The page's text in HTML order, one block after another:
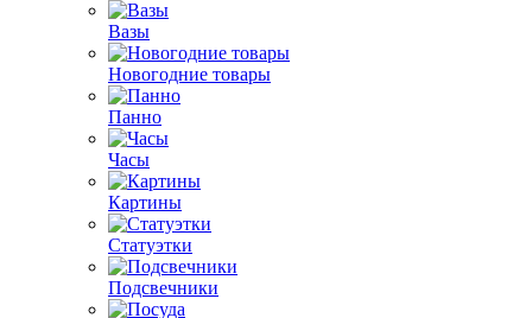
Вазы
Новогодние товары
Панно
Часы
Картины
Статуэтки
Подсвечники